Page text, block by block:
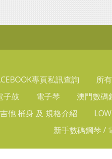
專頁私訊查詢 所
子鼓 電子琴 澳門數碼
他 桶身 及 規格介紹
新手數碼鋼琴 /